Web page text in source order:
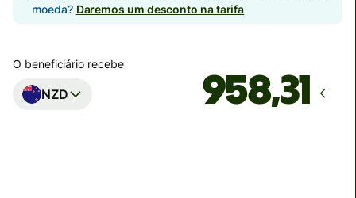
moeda? Daremos um desconto na tarifa
O beneficiário recebe
NZD